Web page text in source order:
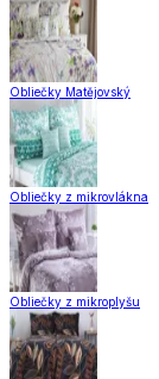
Obliečky Matějovský
Obliečky z mikrovlákna
Obliečky z mikroplyšu